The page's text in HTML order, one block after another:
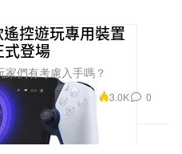
控遊玩專用裝置
式登場
們有考慮入手嗎？
3.0K 0